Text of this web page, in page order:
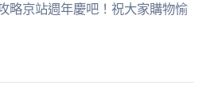
略京站週年慶吧！祝大家購物愉